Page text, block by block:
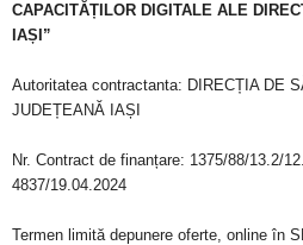
CAPACITĂȚILOR DIGITALE ALE
IAȘI”
Autoritatea contractanta: DIRECȚIA DE
JUDEȚEANĂ IAȘI
Nr. Contract de finanțare: 1375/88/13.2/
4837/19.04.2024
Termen limită depunere oferte, online în